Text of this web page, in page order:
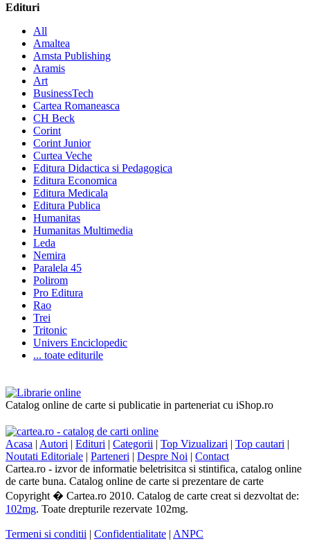
Edituri
All
Amaltea
Amsta Publishing
Aramis
Art
BusinessTech
Cartea Romaneasca
CH Beck
Corint
Corint Junior
Curtea Veche
Editura Didactica si Pedagogica
Editura Economica
Editura Medicala
Editura Publica
Humanitas
Humanitas Multimedia
Leda
Nemira
Paralela 45
Polirom
Pro Editura
Rao
Trei
Tritonic
Univers Enciclopedic
... toate editurile
Catalog online de carte si publicatie in parteneriat cu iShop.ro
Acasa | Autori | Edituri | Categorii | Top Vizualizari | Top cautari |
Noutati Editoriale | Parteneri | Despre Noi | Contact
Cartea.ro - izvor de informatie beletrisitca si stintifica, catalog online
de carte buna. Catalog online de carte si prezentare de carte
Copyright � Cartea.ro 2010. Catalog de carte creat si dezvoltat de:
102mg. Toate drepturile rezervate 102mg.
Termeni si conditii | Confidentialitate | ANPC